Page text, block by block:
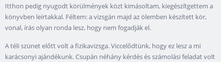
Itthon pedig nyugodt körülmények közt kimásoltam, kiegészítgettem a
könyvben leírtakkal. Féltem: a vizsgán majd az ölemben készített kör,
vonal, írás olyan ronda lesz, hogy nem fogadják el.
A téli szünet előtt volt a fizikavizsga. Viccelődtünk, hogy ez lesz a mi
karácsonyi ajándékunk. Csupán néhány kérdés és számolási feladat volt